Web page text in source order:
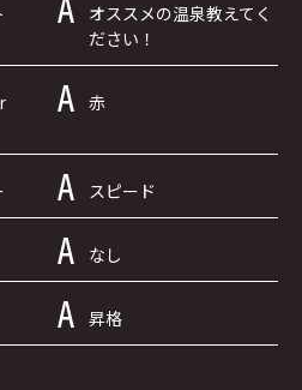
オススメの温泉教えてく
ださい！
赤
スピード
なし
昇格